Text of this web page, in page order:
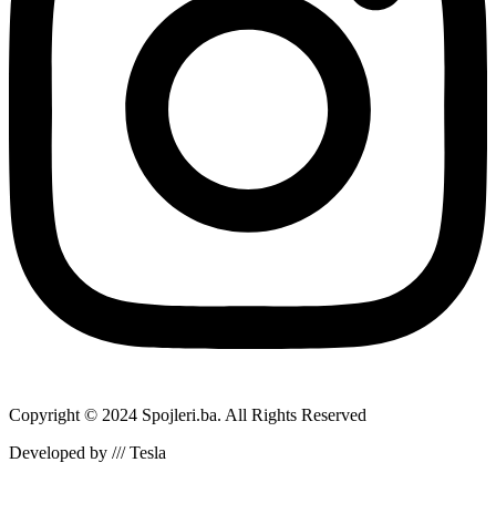
Copyright © 2024 Spojleri.ba. All Rights Reserved
Developed by /// Tesla